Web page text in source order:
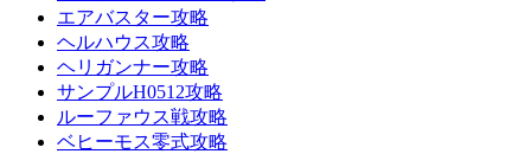
エアバスター攻略
ヘルハウス攻略
ヘリガンナー攻略
サンプルH0512攻略
ルーファウス戦攻略
ベヒーモス零式攻略